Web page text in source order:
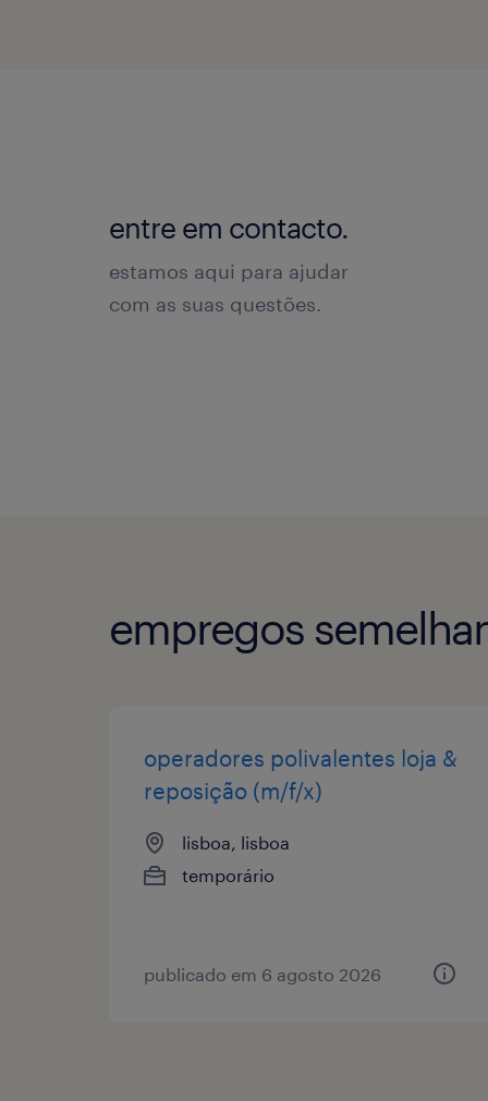
entre em contacto.
estamos aqui para ajudar
com as suas questões.
empregos
operadores polivalentes loja &
reposição (m/f/x)
lisboa, lisboa
temporário
publicado em 6 agosto 2026